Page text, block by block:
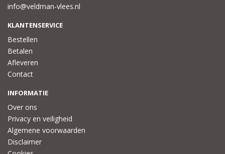
info@veldman-vlees.nl
KLANTENSERVICE
Bestellen
Betalen
Afleveren
Contact
INFORMATIE
Over ons
Privacy en veiligheid
Algemene voorwaarden
Disclaimer